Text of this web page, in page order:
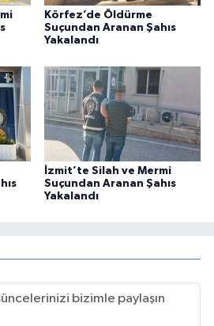
Körfez’de Öldürme
Suçundan Aranan Şahıs
Yakalandı
İzmit’te Silah ve Mermi
Suçundan Aranan Şahıs
Yakalandı